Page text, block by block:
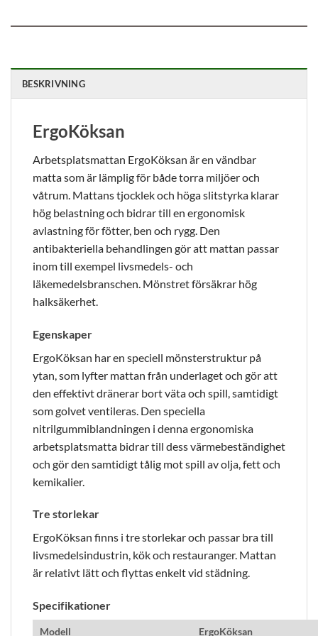
BESKRIVNING
ErgoKöksan
Arbetsplatsmattan ErgoKöksan är en vändbar
matta som är lämplig för både torra miljöer och
våtrum. Mattans tjocklek och höga slitstyrka klarar
hög belastning och bidrar till en ergonomisk
avlastning för fötter, ben och rygg. Den
antibakteriella behandlingen gör att mattan passar
inom till exempel livsmedels- och
läkemedelsbranschen. Mönstret försäkrar hög
halksäkerhet.
Egenskaper
ErgoKöksan har en speciell mönsterstruktur på
ytan, som lyfter mattan från underlaget och gör att
den effektivt dränerar bort väta och spill, samtidigt
som golvet ventileras. Den speciella
nitrilgummiblandningen i denna ergonomiska
arbetsplatsmatta bidrar till dess värmebeständighet
och gör den samtidigt tålig mot spill av olja, fett och
kemikalier.
Tre storlekar
ErgoKöksan finns i tre storlekar och passar bra till
livsmedelsindustrin, kök och restauranger. Mattan
är relativt lätt och flyttas enkelt vid städning.
Specifikationer
Modell ErgoKöksan
beteende när du
surfar ökar du
chansen att få se
personligt
anpassat innehåll
och erbjudanden.